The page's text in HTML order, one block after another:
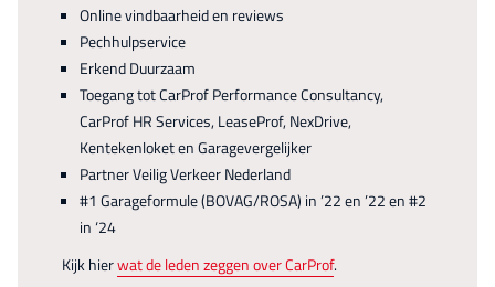
Online vindbaarheid en reviews
Pechhulpservice
Erkend Duurzaam
Toegang tot CarProf Performance Consultancy,
CarProf HR Services, LeaseProf, NexDrive,
Kentekenloket en Garagevergelijker
Partner Veilig Verkeer Nederland
#1 Garageformule (BOVAG/ROSA) in ’22 en ’22 en #2
in ‘24
Kijk hierwat de leden zeggen over CarProf.